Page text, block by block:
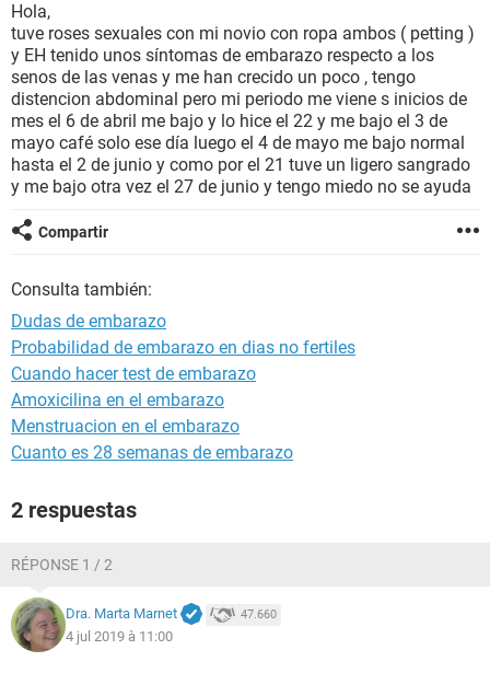
BIENESTAR
SEXUALIDAD
GLOSARIO
Hola,
tuve roses sexuales con mi novio con ropa ambos ( petting )
y EH tenido unos síntomas de embarazo respecto a los
senos de las venas y me han crecido un poco , tengo
distencion abdominal pero mi periodo me viene s inicios de
mes el 6 de abril me bajo y lo hice el 22 y me bajo el 3 de
mayo café solo ese día luego el 4 de mayo me bajo normal
hasta el 2 de junio y como por el 21 tuve un ligero sangrado
y me bajo otra vez el 27 de junio y tengo miedo no se ayuda
Compartir
Consulta también:
Dudas de embarazo
Probabilidad de embarazo en dias no fertiles
Cuando hacer test de embarazo
Amoxicilina en el embarazo
Menstruacion en el embarazo
Cuanto es 28 semanas de embarazo
2 respuestas
RÉPONSE 1 / 2
Dra. Marta Marnet 47.660
4 jul 2019 à 11:00